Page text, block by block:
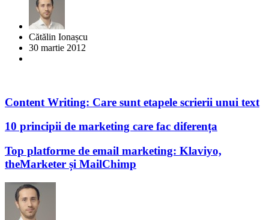
Cătălin Ionașcu
30 martie 2012
Content Writing: Care sunt etapele scrierii unui text
10 principii de marketing care fac diferența
Top platforme de email marketing: Klaviyo,
theMarketer și MailChimp